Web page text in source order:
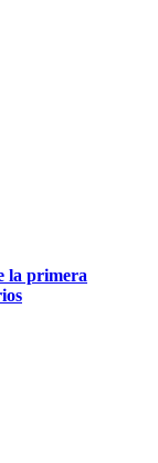
la primera